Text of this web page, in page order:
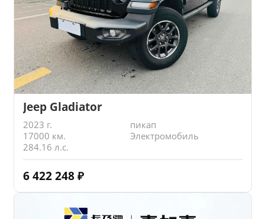
Jeep Gladiator
2023 г.
пикап
17000 км.
Электромобиль
284.16 л.с.
6 422 248 ₽